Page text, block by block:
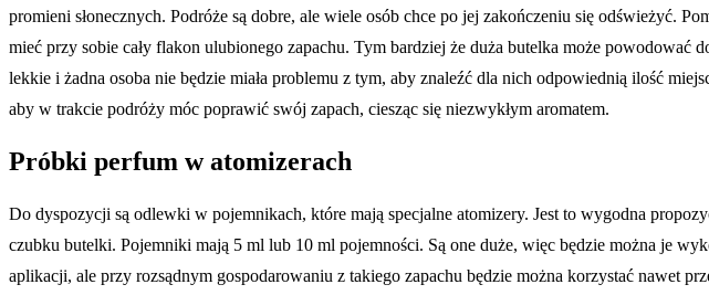
promieni słonecznych. Podróże są dobre, ale wiele osób chce po jej zakończeniu się odświeżyć.
mieć przy sobie cały flakon ulubionego zapachu. Tym bardziej że duża butelka może
lekkie i żadna osoba nie będzie miała problemu z tym, aby znaleźć dla nich odpowiednią ilość
aby w trakcie podróży móc poprawić swój zapach, ciesząc się niezwykłym aromatem.
Próbki perfum w atomizerach
Do dyspozycji są odlewki w pojemnikach, które mają specjalne atomizery. Jest to wygodna
czubku butelki. Pojemniki mają 5 ml lub 10 ml pojemności. Są one duże, więc będzie można je
aplikacji, ale przy rozsądnym gospodarowaniu z takiego zapachu będzie można korzystać nawet